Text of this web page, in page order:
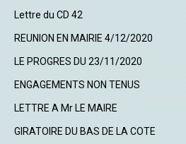
Lettre du CD 42
REUNION EN MAIRIE 4/12/2020
LE PROGRES DU 23/11/2020
ENGAGEMENTS NON TENUS
LETTRE A Mr LE MAIRE
GIRATOIRE DU BAS DE LA COTE